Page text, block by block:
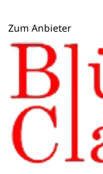
Zum Anbieter